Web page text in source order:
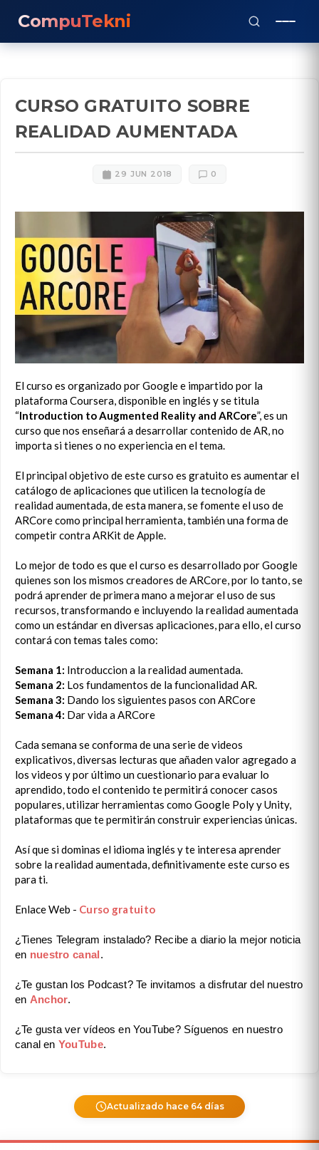
CompuTekni
CURSO GRATUITO SOBRE
REALIDAD AUMENTADA
29 JUN 2018 0
El curso es organizado por Google e impartido por la
plataforma Coursera, disponible en inglés y se titula
“Introduction to Augmented Reality and ARCore”, es un
curso que nos enseñará a desarrollar contenido de AR, no
importa si tienes o no experiencia en el tema.
El principal objetivo de este curso es gratuito es aumentar el
catálogo de aplicaciones que utilicen la tecnología de
realidad aumentada, de esta manera, se fomente el uso de
ARCore como principal herramienta, también una forma de
competir contra ARKit de Apple.
Lo mejor de todo es que el curso es desarrollado por Google
quienes son los mismos creadores de ARCore, por lo tanto, se
podrá aprender de primera mano a mejorar el uso de sus
recursos, transformando e incluyendo la realidad aumentada
como un estándar en diversas aplicaciones, para ello, el curso
contará con temas tales como:
Semana 1: Introduccion a la realidad aumentada.
Semana 2: Los fundamentos de la funcionalidad AR.
Semana 3: Dando los siguientes pasos con ARCore
Semana 4: Dar vida a ARCore
Cada semana se conforma de una serie de videos
explicativos, diversas lecturas que añaden valor agregado a
los videos y por último un cuestionario para evaluar lo
aprendido, todo el contenido te permitirá conocer casos
populares, utilizar herramientas como Google Poly y Unity,
plataformas que te permitirán construir experiencias únicas.
Así que si dominas el idioma inglés y te interesa aprender
sobre la realidad aumentada, definitivamente este curso es
para ti.
Enlace Web - Curso gratuito
¿Tienes Telegram instalado? Recibe a diario la mejor noticia
en nuestro canal.
¿Te gustan los Podcast? Te invitamos a disfrutar del nuestro
en Anchor.
¿Te gusta ver vídeos en YouTube? Síguenos en nuestro
canal en YouTube.
Actualizado hace 64 días